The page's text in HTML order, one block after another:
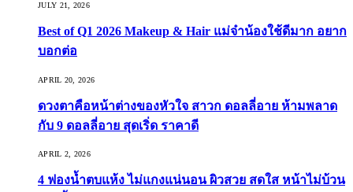
JULY 21, 2026
Best of Q1 2026 Makeup & Hair แม่จ๋าน้องใช้ดีมาก อยาก
บอกต่อ
APRIL 20, 2026
ดวงตาคือหน้าต่างของหัวใจ สาวก ดอลลี่อาย ห้ามพลาด
กับ 9 ดอลลี่อาย สุดเริ่ด ราคาดี
APRIL 2, 2026
4 ฟองน้ำตบแห้ง ไม่แกงแน่นอน ผิวสวย สดใส หน้าไม่บ้วน